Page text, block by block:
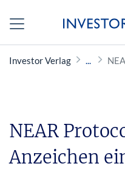
Investor Verlag
NEAR
Anzeichen